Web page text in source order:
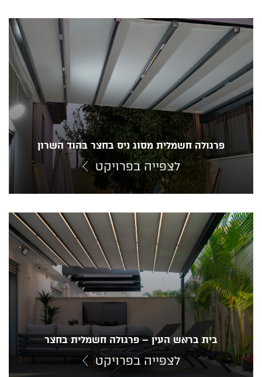
פרגולה חשמלית מסוג ניס בחצר בהוד השרון
לצפייה בפרויקט
בית בראש העין – פרגולה חשמלית בחצר
לצפייה בפרויקט